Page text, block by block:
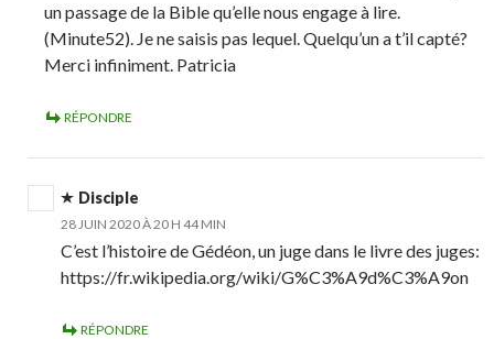
un passage de la Bible qu’elle nous engage à lire.
(Minute52). Je ne saisis pas lequel. Quelqu’un a t’il capté?
Merci infiniment. Patricia
RÉPONDRE
Disciple
28 JUIN 2020 À 20 H 44 MIN
C’est l’histoire de Gédéon, un juge dans le livre des juges:
https://fr.wikipedia.org/wiki/G%C3%A9d%C3%A9on
RÉPONDRE